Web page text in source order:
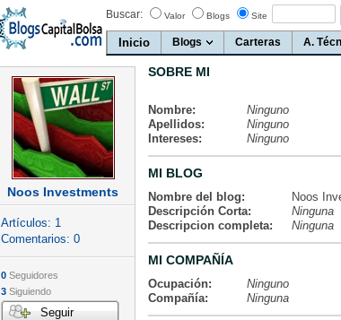
Buscar: Valor Blogs Site
Inicio Blogs Carteras A.
Noos Investments
Artículos: 1
Comentarios: 0
0 Seguidores
3 Siguiendo
Seguir
SOBRE MI
Nombre:
Ninguno
Apellidos:
Ninguno
Intereses:
Ninguno
MI BLOG
Nombre del blog:
Noos
Descripción Corta:
Ninguna
Descripcion completa:
Ninguna
MI COMPAÑÍA
Ocupación:
Ninguno
Compañía:
Ninguna